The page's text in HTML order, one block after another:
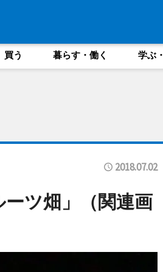
買う 暮らす・働く 学ぶ
2018.07.02
ツ畑」（関連画